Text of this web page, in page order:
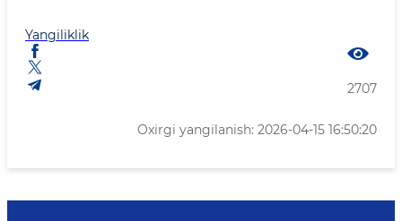
Yangiliklik
2707
Oxirgi yangilanish: 2026-04-15 16:50:20